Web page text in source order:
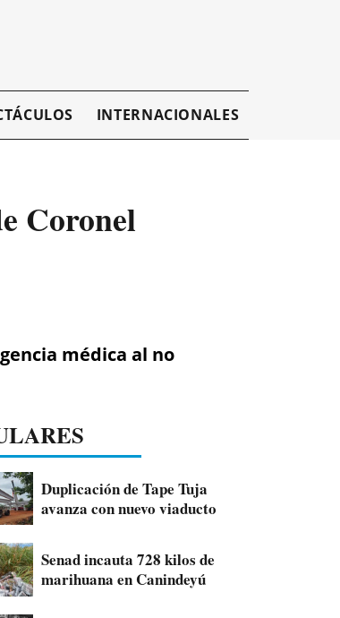
INTERNACIONALES
Coronel
médica al no
Duplicación de Tape Tuja
avanza con nuevo viaducto
Senad incauta 728 kilos de
marihuana en Canindeyú